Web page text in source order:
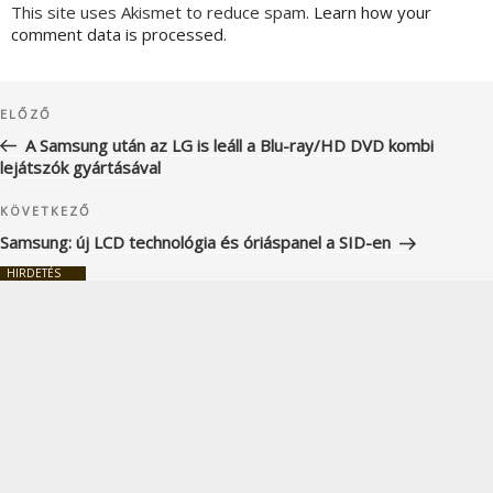
This site uses Akismet to reduce spam. Learn how your
comment data is processed.
navigáció
Korábbi
bejegyzés
ELŐZŐ
A Samsung után az LG is leáll a Blu-ray/HD DVD kombi
lejátszók gyártásával
Következő
bejegyzés
KÖVETKEZŐ
Samsung: új LCD technológia és óriáspanel a SID-en
HIRDETÉS